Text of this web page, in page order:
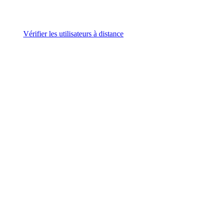
Vérifier les utilisateurs à distance